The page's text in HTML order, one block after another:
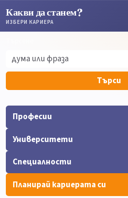
Какви да станем?
ИЗБЕРИ КАРИЕРА
Търси
Професии
Университети
Специалности
Планирай кариерата си